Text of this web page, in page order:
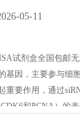
05-11
试剂盒全国包邮
基因，主要参与细
重要作用，通过
CDK6和PCNA）的表